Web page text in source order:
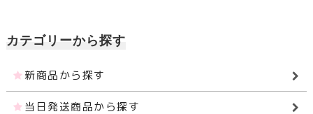
カテゴリーから探す
新商品から探す
当日発送商品から探す